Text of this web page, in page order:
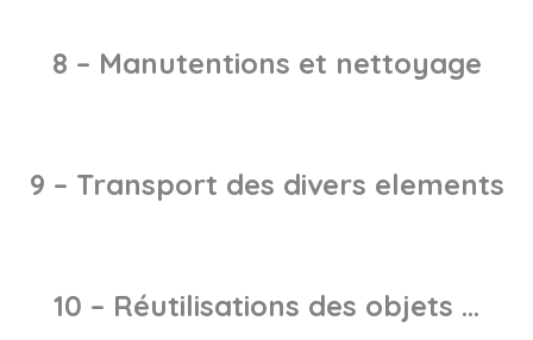
8 – Manutentions et nettoyage
9 – Transport des divers elements
10 – Réutilisations des objets …